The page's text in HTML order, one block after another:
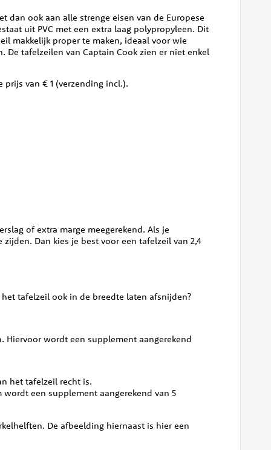
ook aan alle strenge eisen van de Europese
uit PVC met een extra laag polypropyleen. Dit
makkelijk proper te maken, ideaal voor wie
tafelzeilen van Captain Cook zien er niet enkel
van € 1 (verzending incl.).
of extra marge meegerekend. Als je
Dan kies je best voor een tafelzeil van 2,4
tafelzeil ook in de breedte laten afsnijden?
Hiervoor wordt een supplement aangerekend
het tafelzeil recht is.
een supplement aangerekend van 5
De afbeelding hiernaast is hier een